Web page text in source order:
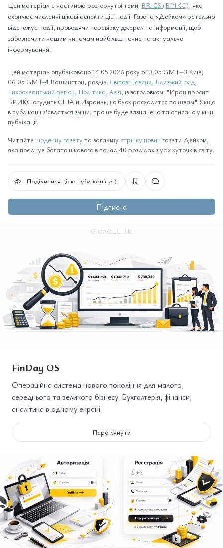
Цей матеріал є частиною розгорнутої теми: BRICS (БРІКС), яка
охоплює численні цікаві аспекти цієї події. Газета «Дейком» ретельно
відстежує події, проводячи перевірку джерел та інформації, щоб
забезпечити нашим читачам найбільш точне та актуальне
інформування.
Цей матеріал опубліковано 14.05.2026 року о 13:05 GMT+3 Київ;
06:05 GMT-4 Вашингтон, розділ: Світові новини, Близький схід,
Тихоокеанський регіон, Політика, Азія, із заголовком: "Иран просит
БРИКС осудить США и Израиль, но блок расходится по швам". Якщо
в публікації з'являться зміни, про це буде зазначено та описано у кінці
публікації.
Читайте щоденну газету та загальну стрічку новин газети Дейком,
яка поєднує багато цікавого в понад 40 розділах з усіх куточків світу.
Поділитися цією публікацією ⟩
Підписка
ОГОЛОШЕННЯ
FinDay OS
Операційна система нового покоління для малого,
середнього та великого бізнесу. Бухгалтерія, фінанси,
аналітика в одному екрані.
Переглянути